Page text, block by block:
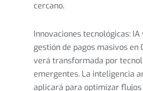
cercano.
Innovaciones tecnológicas: IA
gestión de pagos masivos en
verá transformada por
emergentes. La inteligencia
aplicará para optimizar